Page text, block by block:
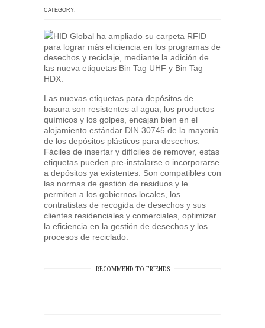
CATEGORY:
HID Global ha ampliado su carpeta RFID
para lograr más eficiencia en los programas de
desechos y reciclaje, mediante la adición de
las nueva etiquetas Bin Tag UHF y Bin Tag
HDX.
Las nuevas etiquetas para depósitos de
basura son resistentes al agua, los productos
químicos y los golpes, encajan bien en el
alojamiento estándar DIN 30745 de la mayoría
de los depósitos plásticos para desechos.
Fáciles de insertar y difíciles de remover, estas
etiquetas pueden pre-instalarse o incorporarse
a depósitos ya existentes. Son compatibles con
las normas de gestión de residuos y le
permiten a los gobiernos locales, los
contratistas de recogida de desechos y sus
clientes residenciales y comerciales, optimizar
la eficiencia en la gestión de desechos y los
procesos de reciclado.
RECOMMEND TO FRIENDS